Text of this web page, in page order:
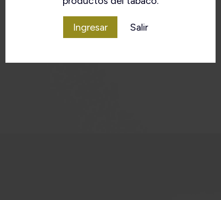
Ingresar Salir